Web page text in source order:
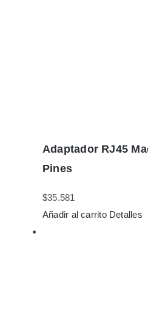
Adaptador RJ45
Pines
$35.581
Añadir al carrito Detalles